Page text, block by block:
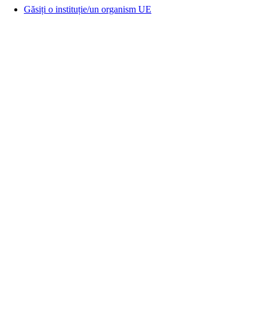
Găsiți o instituție/un organism UE